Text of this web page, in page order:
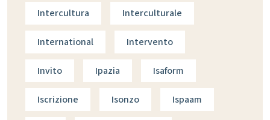
Intercultura Interculturale
International Intervento
Invito Ipazia Isaform
Iscrizione Isonzo Ispaam